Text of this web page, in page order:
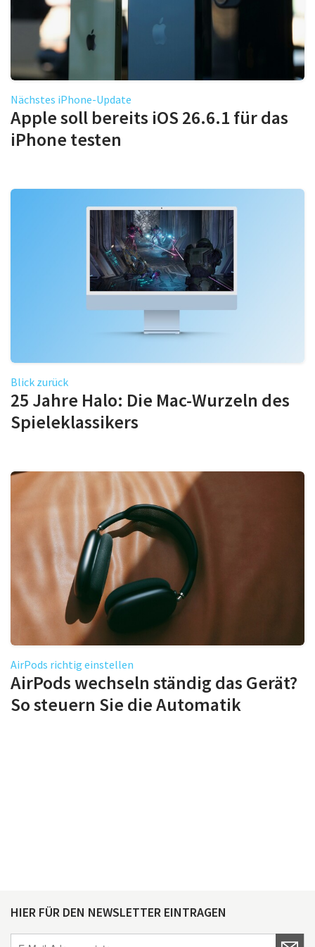
Nächstes iPhone-Update
Apple soll bereits iOS 26.6.1 für das
iPhone testen
Blick zurück
25 Jahre Halo: Die Mac-Wurzeln des
Spieleklassikers
AirPods richtig einstellen
AirPods wechseln ständig das Gerät?
So steuern Sie die Automatik
HIER FÜR DEN NEWSLETTER EINTRAGEN